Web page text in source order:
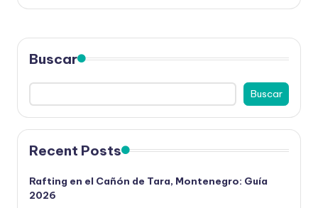
Buscar
Buscar
Recent Posts
Rafting en el Cañón de Tara, Montenegro: Guía
2026